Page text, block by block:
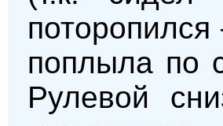
поплыла по
Рулевой